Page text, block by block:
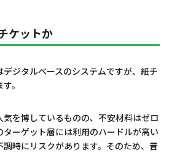
ケットか
ジタルベースのシステムですが、紙チ
。
を博しているものの、不安材料はゼロ
ーゲット層には利用のハードルが高い
時にリスクがあります。そのため、昔